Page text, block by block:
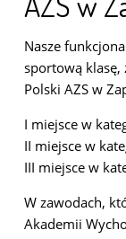
Nasze
sportową klasę,
Polski AZS w
I miejsce w
II miejsce w
III miejsce w
W zawodach,
Akademii